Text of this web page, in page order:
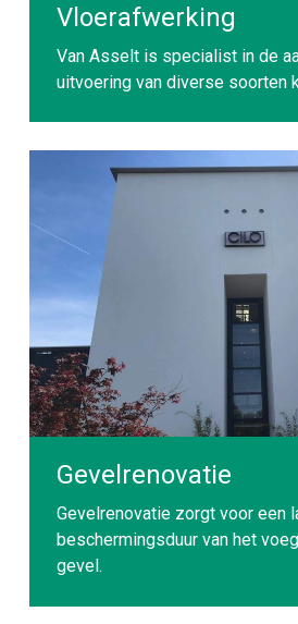
Vloerafwerking
Van Asselt is specialist in de
uitvoering van diverse soorten
Gevelrenovatie
Gevelrenovatie zorgt voor een
beschermingsduur van het
gevel.